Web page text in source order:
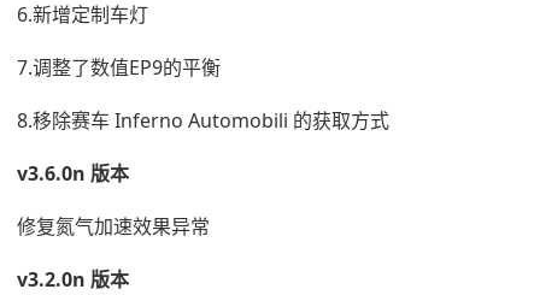
6.新增定制车灯
7.调整了数值EP9的平衡
8.移除赛车 Inferno Automobili 的获取方式
v3.6.0n 版本
修复氮气加速效果异常
v3.2.0n 版本